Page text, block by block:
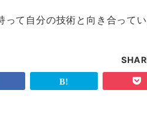
て自分の技術と向き合ってい